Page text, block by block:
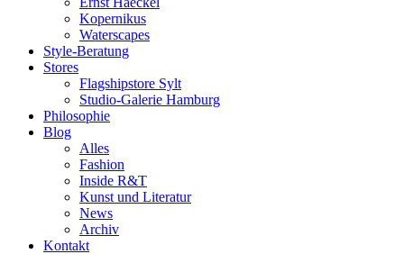
Kopernikus
Waterscapes
Style-Beratung
Stores
Flagshipstore Sylt
Studio-Galerie Hamburg
Philosophie
Blog
Alles
Fashion
Inside R&T
Kunst und Literatur
News
Archiv
Kontakt